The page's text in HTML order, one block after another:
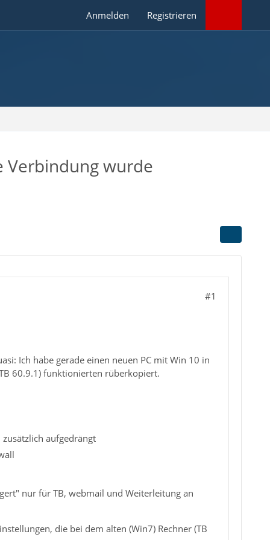
Anmelden Registrieren
Verbindung wurde
#1
Ich habe gerade einen neuen PC mit Win 10 in
60.9.1) funktionierten rüberkopiert.
aufgedrängt
nur für TB, webmail und Weiterleitung an
die bei dem alten (Win7) Rechner (TB